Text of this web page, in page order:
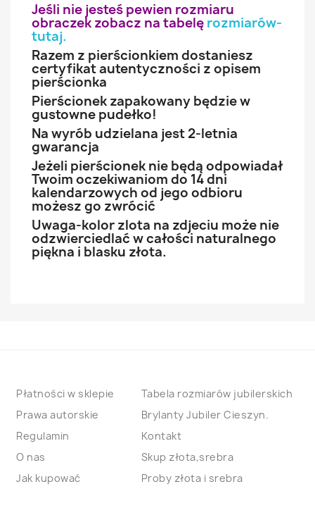
Jeśli nie jesteś pewien rozmiaru
obraczek zobacz na tabelę rozmiarów-
tutaj.
Razem z pierścionkiem dostaniesz
certyfikat autentyczności z opisem
pierścionka
Pierścionek zapakowany będzie w
gustowne pudełko!
Na wyrób udzielana jest 2-letnia
gwarancja
Jeżeli pierścionek nie będą odpowiadał
Twoim oczekiwaniom do 14 dni
kalendarzowych od jego odbioru
możesz go zwrócić
Uwaga-kolor zlota na zdjeciu może nie
odzwierciedlać w całości naturalnego
piękna i blasku złota.
Płatności w sklepie
Prawa autorskie
Regulamin
O nas
Jak kupować
Tabela rozmiarów jubilerskich
Brylanty Jubiler Cieszyn.
Kontakt
Skup złota,srebra
Proby złota i srebra